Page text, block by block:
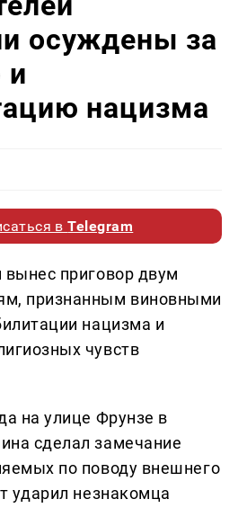
осуждены за
и
нацизма
вTelegram
вынес приговор двум
признанным виновными
нацизма и
чувств
на улице Фрунзе в
сделал замечание
по поводу внешнего
ударил незнакомца